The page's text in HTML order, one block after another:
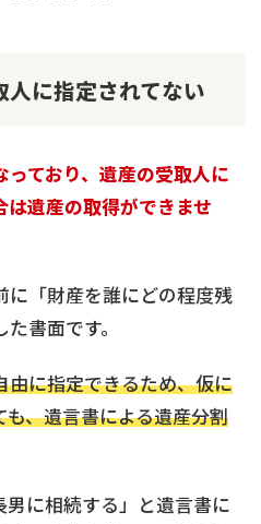
に指定されてない
ており、遺産の受取人に
遺産の取得ができませ
に「財産を誰にどの程度残
書面です。
由に指定できるため、仮に
、遺言書による遺産分割
に相続する」と遺言書に